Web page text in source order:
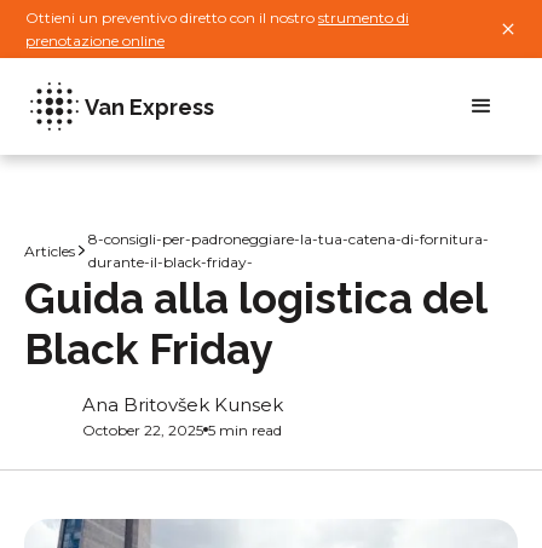
Ottieni un preventivo diretto con il nostro strumento di
prenotazione online
Van Express
Articles
8-consigli-per-padroneggiare-la-tua-catena-di-fornitura-
durante-il-black-friday-
Guida alla logistica del
Black Friday
Ana Britovšek Kunsek
October 22, 2025 5 min read